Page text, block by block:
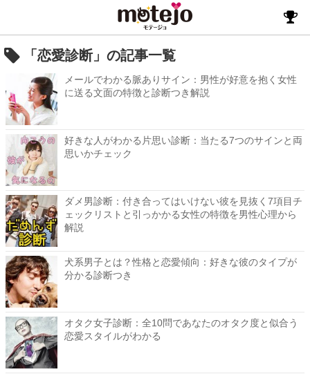
「恋愛診断」の記事一覧
メールでわかる脈ありサイン：男性が好意を抱く女性
に送る文面の特徴と診断つき解説
好きな人がわかる片思い診断：当たる7つのサインと両
思いかチェック
ダメ男診断：付き合ってはいけない彼を見抜く7項目チ
ェックリストと引っかかる女性の特徴を男性心理から
解説
犬系男子とは？性格と恋愛傾向：好きな彼のタイプが
分かる診断つき
オタク女子診断：全10問であなたのオタク度と似合う
恋愛スタイルがわかる